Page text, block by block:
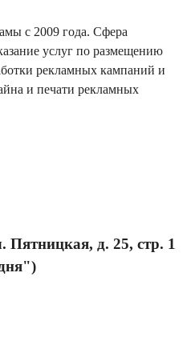
с 2009 года. Сфера
услуг по размещению
рекламных кампаний и
и печати рекламных
Пятницкая, д. 25, стр. 1